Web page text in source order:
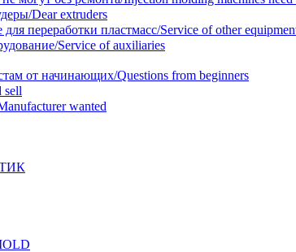
Dear extruders
переработки пластмасс/Service of other
Service of auxiliaries
от начинающих/Questions from beginners
wanted